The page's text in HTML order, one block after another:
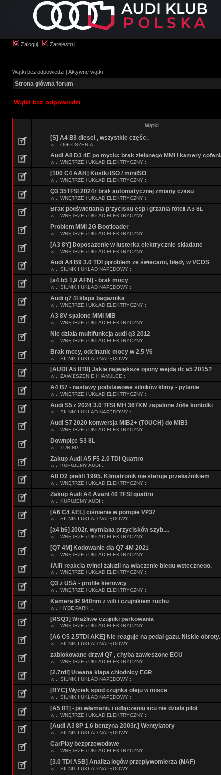
Zaloguj Zarejestruj
Wątki bez odpowiedzi | Aktywne wątki
Strona główna forum
Wątki bez odpowiedzi
Wątki
[S] A4 B8 diesel , wszystkie części.
w .: OGŁOSZENIA :.
Audi A8 D3 4E po myciu: brak zielonego MMI i kamery
w .: WNĘTRZE i UKŁAD ELEKTRYCZNY :.
[100 C4 AAH] Kostki ISO / miniISO
w .: WNĘTRZE i UKŁAD ELEKTRYCZNY :.
Q3 35TFSI 2024r brak automatycznej zmiany czasu
w .: WNĘTRZE i UKŁAD ELEKTRYCZNY :.
Brak podświetlania przycisku esp i grzania foteli A3 8L
w .: WNĘTRZE i UKŁAD ELEKTRYCZNY :.
Problem MMi 2G Bootloader
w .: WNĘTRZE i UKŁAD ELEKTRYCZNY :.
[A3 8Y] Doposażenie w lusterka elektrycznie składane
w .: WNĘTRZE i UKŁAD ELEKTRYCZNY :.
Audi A4 B9 3.0 TDI pproblem ze świecami, błędy w VCDS
w .: SILNIK I UKŁAD NAPĘDOWY :.
[a4 b5 1,9 AFN] - brak mocy
w .: SILNIK I UKŁAD NAPĘDOWY :.
Audi q7 4l klapa bagaznika
w .: WNĘTRZE i UKŁAD ELEKTRYCZNY :.
A3 8V spalone MMI MiB
w .: WNĘTRZE i UKŁAD ELEKTRYCZNY :.
Nie działa multifunkcja audi q3 2012
w .: WNĘTRZE i UKŁAD ELEKTRYCZNY :.
Brak mocy, odcinanie mocy w 2,5 V6
w .: SILNIK I UKŁAD NAPĘDOWY :.
[AUDI A5 8T8] Jakie największe opony wejdą do a5 2015?
w .: ZAWIESZENIE i HAMULCE :.
A4 B7 - nastawy podstawowe silników klimy - pytanie
w .: WNĘTRZE i UKŁAD ELEKTRYCZNY :.
Audi S5 z 2024 3.0 TFSI MH 367KM zapalone żółte kontolki
w .: SILNIK I UKŁAD NAPĘDOWY :.
Audi S7 2020 konwersja MIB2+ (TOUCH) do MIB3
w .: WNĘTRZE i UKŁAD ELEKTRYCZNY :.
Downpipe S3 8L
w .: TUNING :.
Zakup Audi A5 F5 2.0 TDI Quattro
w .: KUPUJEMY AUDI :.
A8 D2 prelift 1995. Klimatronik nie steruje przekaźnikiem
w .: WNĘTRZE i UKŁAD ELEKTRYCZNY :.
Zakup Audi A4 Avant 40 TFSI quattro
w .: KUPUJEMY AUDI :.
[A6 C4 AEL] ciśnienie w pompie VP37
w .: SILNIK I UKŁAD NAPĘDOWY :.
[a4 b6] 2002r. wymiana przycisków szyb....
w .: WNĘTRZE i UKŁAD ELEKTRYCZNY :.
[Q7 4M] Kodowanie dla Q7 4M 2021
w .: WNĘTRZE i UKŁAD ELEKTRYCZNY :.
{All} reakcja tylnej żaluzji na włączenie biegu wstecznego.
w .: WNĘTRZE i UKŁAD ELEKTRYCZNY :.
Q3 z USA - profile kierowcy
w .: WNĘTRZE i UKŁAD ELEKTRYCZNY :.
Kamera IR 940nm z wifi i czujnikiem ruchu
w .: HYDE PARK :.
[RSQ3] Wrażliwe czujniki parkowania
w .: WNĘTRZE i UKŁAD ELEKTRYCZNY :.
[A6 C5 2,5TDI AKE] Nie reaguje na pedał gazu. Niskie obroty.
w .: SILNIK I UKŁAD NAPĘDOWY :.
zablokowane drzwi Q7 , chyba zawieszone ECU
w .: WNĘTRZE i UKŁAD ELEKTRYCZNY :.
[2.7tdi] Urwana klapa chlodnicy EGR
w .: SILNIK I UKŁAD NAPĘDOWY :.
[BYC] Wyciek spod czujnka oleju w misce
w .: SILNIK I UKŁAD NAPĘDOWY :.
[A5 8T] - po włamaniu i odłączeniu acu nie działa pilot
w .: WNĘTRZE i UKŁAD ELEKTRYCZNY :.
[Audi A3 8P 1,6 benzyna 2003r.] Wentylatory
w .: SILNIK I UKŁAD NAPĘDOWY :.
CarPlay bezprzewodowe
w .: WNĘTRZE i UKŁAD ELEKTRYCZNY :.
[3.0 TDI ASB] Analiza logów przepływomierza (MAF)
w .: SILNIK I UKŁAD NAPĘDOWY :.